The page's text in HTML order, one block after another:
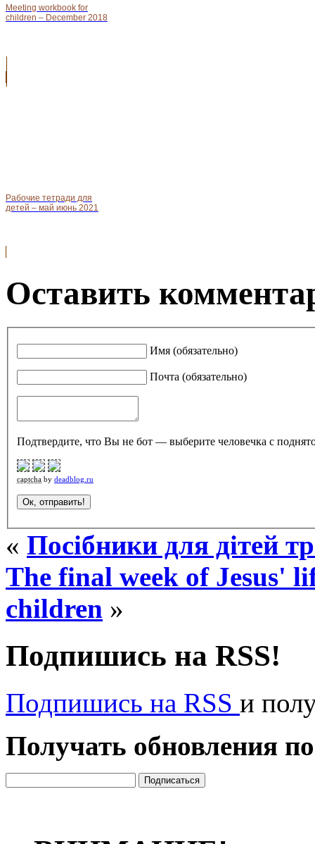
Meeting workbook for
children – December 2018
Рабочие тетради для
детей – май июнь 2021
Оставить
Имя (обязательно)
Почта (обязательно)
Подтвердите, что Вы не бот — выберите человечка с
captcha by deadblog.ru
« Посібники для дітей
The final week of Jesus'
children »
Подпишись на RSS!
Подпишись на RSS и
Получать обновления